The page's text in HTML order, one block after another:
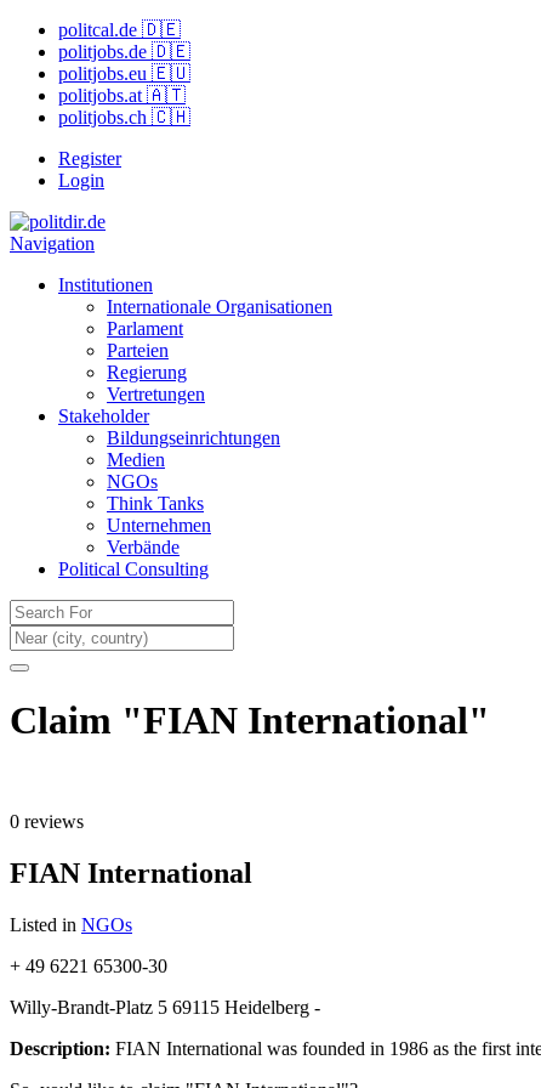
politcal.de 🇩🇪
politjobs.de 🇩🇪
politjobs.eu 🇪🇺
politjobs.at 🇦🇹
politjobs.ch 🇨🇭
Register
Login
Navigation
Institutionen
Internationale Organisationen
Parlament
Parteien
Regierung
Vertretungen
Stakeholder
Bildungseinrichtungen
Medien
NGOs
Think Tanks
Unternehmen
Verbände
Political Consulting
Claim "FIAN International"
0 reviews
FIAN International
Listed in NGOs
+ 49 6221 65300-30
Willy-Brandt-Platz 5 69115 Heidelberg -
Description: FIAN International was founded in 1986 as the first